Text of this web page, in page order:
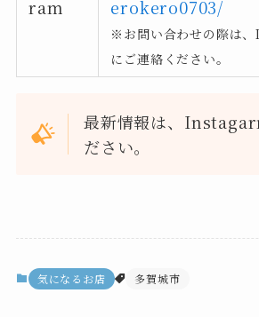
ram erokero0703/
※お問い合わせの際は
にご連絡ください。
最新情報は、
ださい。
気になるお店 多賀城市